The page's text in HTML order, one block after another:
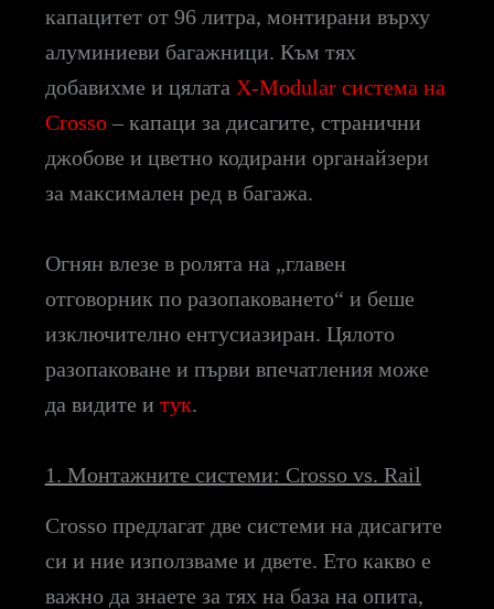
капацитет от 96 литра, монтирани върху
алуминиеви багажници. Към тях
добавихме и цялата X-Modular система на
Crosso– капаци за дисагите, странични
джобове и цветно кодирани органайзери
за максимален ред в багажа.
Огнян влезе в ролята на „главен
отговорник по разопаковането“ и беше
изключително ентусиазиран. Цялото
разопаковане и първи впечатления може
да видите и тук.
1. Монтажните системи: Crosso vs. Rail
Crosso предлагат две системи на дисагите
си и ние използваме и двете. Ето какво е
важно да знаете за тях на база на опита,